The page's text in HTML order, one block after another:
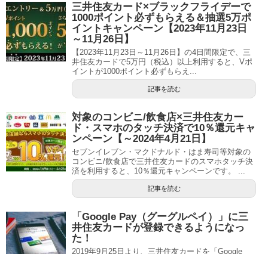
三井住友カード×ブラックフライデーで
1000ポイント必ずもらえる＆抽選5万ポ
イントキャンペーン【2023年11月23日
～11月26日】
【2023年11月23日～11月26日】の4日間限定で、三
井住友カードで5万円（税込）以上利用すると、Vポ
イントが1000ポイント必ずもらえ...
記事を読む
対象のコンビニ/飲食店×三井住友カー
ド・スマホのタッチ決済で10％還元キャ
ンペーン【～2024年4月21日】
セブンイレブン・マクドナルド・はま寿司等対象の
コンビニ/飲食店で三井住友カードのスマホタッチ決
済を利用すると、10％還元キャンペーンです。 ...
記事を読む
「Google Pay（グーグルペイ）」に三
井住友カードが登録できるようになっ
た！
2019年9月25日より、三井住友カードを「Google